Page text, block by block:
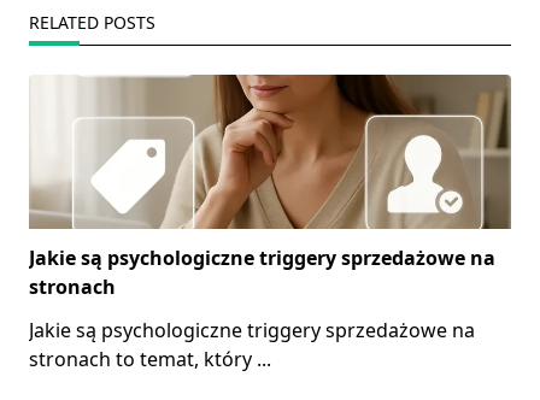
RELATED POSTS
Jakie są psychologiczne triggery sprzedażowe na
stronach
Jakie są psychologiczne triggery sprzedażowe na
stronach to temat, który ...